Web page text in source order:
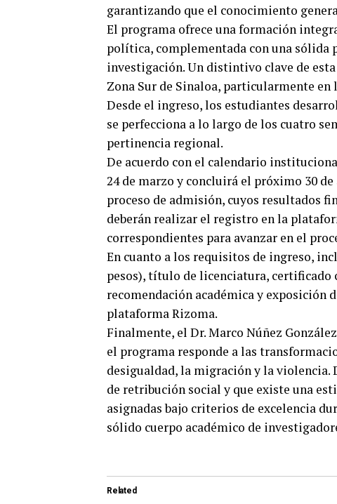
garantizando que el conocimiento
El programa ofrece una formación
política, complementada con una
investigación. Un distintivo clave de
Zona Sur de Sinaloa, particularmente
Desde el ingreso, los estudiantes
se perfecciona a lo largo de los cuatro
pertinencia regional.
De acuerdo con el calendario
24 de marzo y concluirá el próximo 30
proceso de admisión, cuyos resultados
deberán realizar el registro en la
correspondientes para avanzar en el
En cuanto a los requisitos de ingreso,
pesos), título de licenciatura, certificado
recomendación académica y exposición
plataforma Rizoma.
Finalmente, el Dr. Marco Núñez
el programa responde a las
desigualdad, la migración y la violencia.
de retribución social y que existe una
asignadas bajo criterios de excelencia
sólido cuerpo académico de
Related